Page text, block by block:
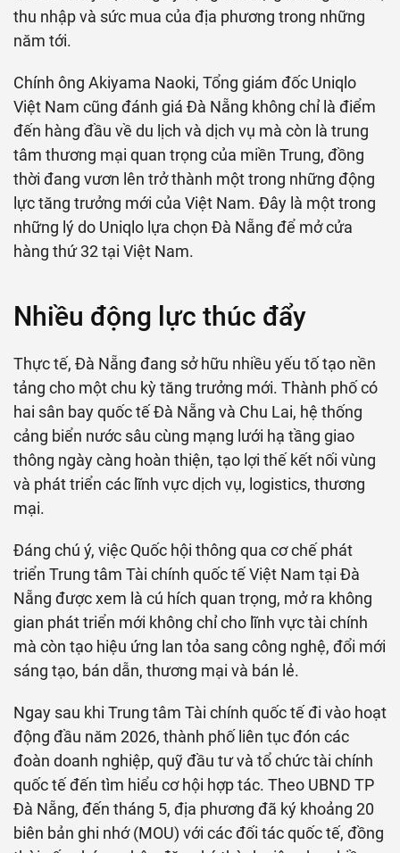
thu nhập và sức mua của địa phương trong những
năm tới.
Chính ông Akiyama Naoki, Tổng giám đốc Uniqlo
Việt Nam cũng đánh giá Đà Nẵng không chỉ là điểm
đến hàng đầu về du lịch và dịch vụ mà còn là trung
tâm thương mại quan trọng của miền Trung, đồng
thời đang vươn lên trở thành một trong những động
lực tăng trưởng mới của Việt Nam. Đây là một trong
những lý do Uniqlo lựa chọn Đà Nẵng để mở cửa
hàng thứ 32 tại Việt Nam.
Nhiều động lực thúc đẩy
Thực tế, Đà Nẵng đang sở hữu nhiều yếu tố tạo nền
tảng cho một chu kỳ tăng trưởng mới. Thành phố có
hai sân bay quốc tế Đà Nẵng và Chu Lai, hệ thống
cảng biển nước sâu cùng mạng lưới hạ tầng giao
thông ngày càng hoàn thiện, tạo lợi thế kết nối vùng
và phát triển các lĩnh vực dịch vụ, logistics, thương
mại.
Đáng chú ý, việc Quốc hội thông qua cơ chế phát
triển Trung tâm Tài chính quốc tế Việt Nam tại Đà
Nẵng được xem là cú hích quan trọng, mở ra không
gian phát triển mới không chỉ cho lĩnh vực tài chính
mà còn tạo hiệu ứng lan tỏa sang công nghệ, đổi mới
sáng tạo, bán dẫn, thương mại và bán lẻ.
Ngay sau khi Trung tâm Tài chính quốc tế đi vào hoạt
động đầu năm 2026, thành phố liên tục đón các
đoàn doanh nghiệp, quỹ đầu tư và tổ chức tài chính
quốc tế đến tìm hiểu cơ hội hợp tác. Theo UBND TP
Đà Nẵng, đến tháng 5, địa phương đã ký khoảng 20
biên bản ghi nhớ (MOU) với các đối tác quốc tế, đồng